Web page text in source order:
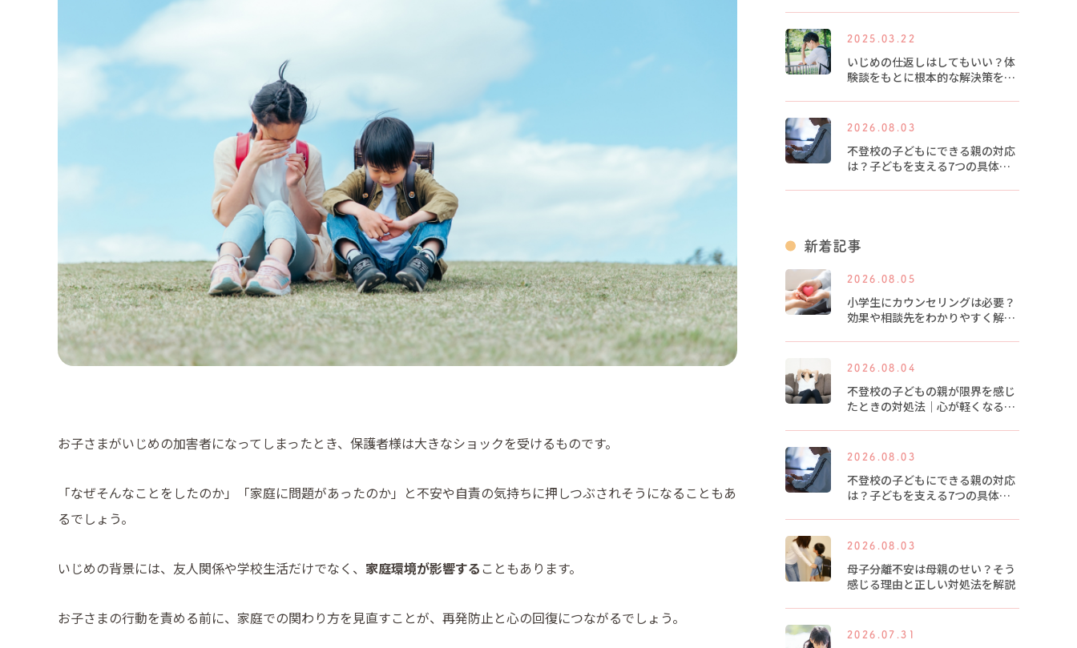
お子さまがいじめの加害者になってしまったとき、保護者様は大きなショックを受けるものです。
「なぜそんなことをしたのか」「家庭に問題があったのか」と不安や自責の気持ちに押しつぶされそうになることもあ
るでしょう。
いじめの背景には、友人関係や学校生活だけでなく、 家庭環境が影響する こともあります。
お子さまの行動を責める前に、家庭での関わり方を見直すことが、再発防止と心の回復につながるでしょう。
2025.03.22
いじめの仕返しはしてもいい？体
験談をもとに根本的な解決策を紹
2026.08.03
不登校の子どもにできる親の対応
は？子どもを支える7つの具体的
新着記事
2026.08.05
小学生にカウンセリングは必要？
効果や相談先をわかりやすく解説
2026.08.04
不登校の子どもの親が限界を感じ
たときの対処法｜心が軽くなる5
2026.08.03
不登校の子どもにできる親の対応
は？子どもを支える7つの具体的
2026.08.03
母子分離不安は母親のせい？そう
感じる理由と正しい対処法を解説
2026.07.31